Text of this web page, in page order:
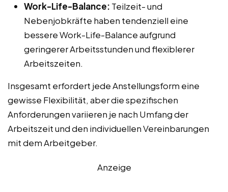
Work-Life-Balance: Teilzeit- und
Nebenjobkräfte haben tendenziell eine
bessere Work-Life-Balance aufgrund
geringerer Arbeitsstunden und flexiblerer
Arbeitszeiten.
Insgesamt erfordert jede Anstellungsform eine
gewisse Flexibilität, aber die spezifischen
Anforderungen variieren je nach Umfang der
Arbeitszeit und den individuellen Vereinbarungen
mit dem Arbeitgeber.
Anzeige